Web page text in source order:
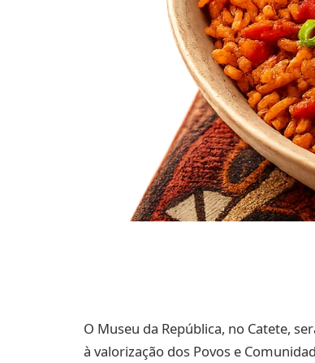
O Museu da República, no Catete,
à valorização dos Povos e